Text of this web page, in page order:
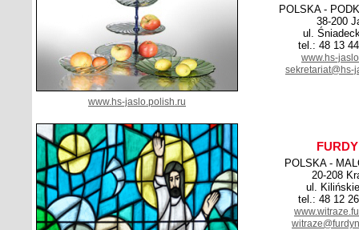
POLSKA -
38-200
ul.
tel.: 48 13
www.hs-
sekretariat@hs-
www.hs-jaslo.polish.ru
POLSKA -
20-208
ul.
tel.: 48 12